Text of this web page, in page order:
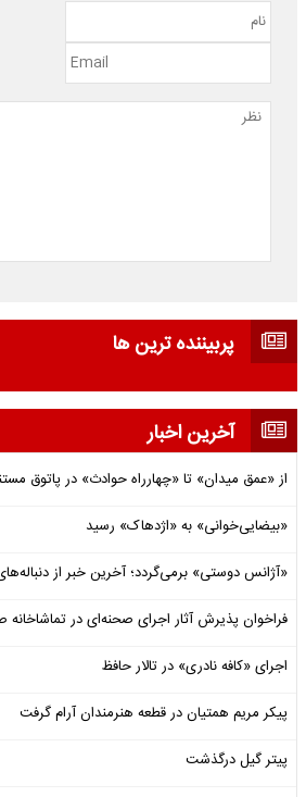
پربیننده ترین ها
آخرین اخبار
از «عمق میدان» تا «چهارراه حوادث» در پاتوق
«بیضایی‌خوانی» به «اژدهاک» رسید
«آژانس دوستی» برمی‌گردد؛ آخرین خبر از
فراخوان پذیرش آثار اجرای صحنه‌ای در تماشاخانه
اجرای «کافه نادری» در تالار حافظ
پیکر مریم همتیان در قطعه هنرمندان آرام گرفت
پیتر گیل درگذشت